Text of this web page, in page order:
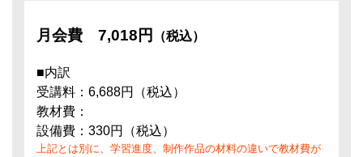
月会費 7,018円 （税込）
■内訳
受講料：6,688円（税込）
教材費：
設備費：330円（税込）
上記とは別に、学習進度、制作作品の材料の違いで教材費が